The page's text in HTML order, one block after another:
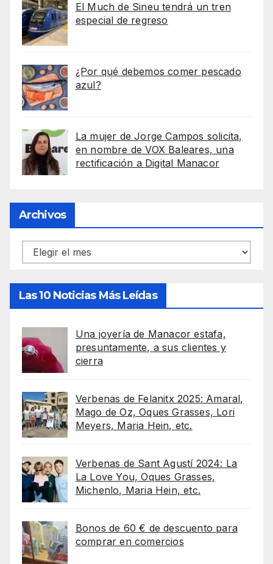
El Much de Sineu tendrá un tren
especial de regreso
¿Por qué debemos comer pescado
azul?
La mujer de Jorge Campos solicita,
en nombre de VOX Baleares, una
rectificación a Digital Manacor
Archivos
Archivos
Las 10 Noticias Más Leídas
Una joyería de Manacor estafa,
presuntamente, a sus clientes y
cierra
Verbenas de Felanitx 2025: Amaral,
Mago de Oz, Oques Grasses, Lori
Meyers, Maria Hein, etc.
Verbenas de Sant Agustí 2024: La
La Love You, Oques Grasses,
Michenlo, Maria Hein, etc.
Bonos de 60 € de descuento para
comprar en comercios